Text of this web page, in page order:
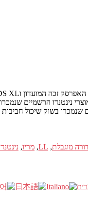
יש עכשיו 2 שנים. תמיד יש לי את
מוגבלת,
LL
, מריו,